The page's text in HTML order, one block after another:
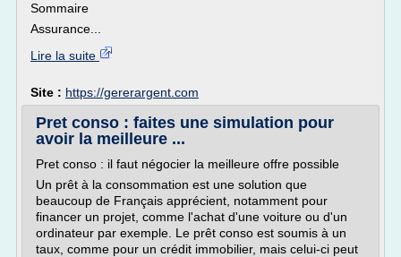
Sommaire
Assurance...
Lire la suite
Site : https://gererargent.com
Pret conso : faites une simulation pour
avoir la meilleure ...
Pret conso : il faut négocier la meilleure offre possible
Un prêt à la consommation est une solution que
beaucoup de Français apprécient, notamment pour
financer un projet, comme l'achat d'une voiture ou d'un
ordinateur par exemple. Le prêt conso est soumis à un
taux, comme pour un crédit immobilier, mais celui-ci peut